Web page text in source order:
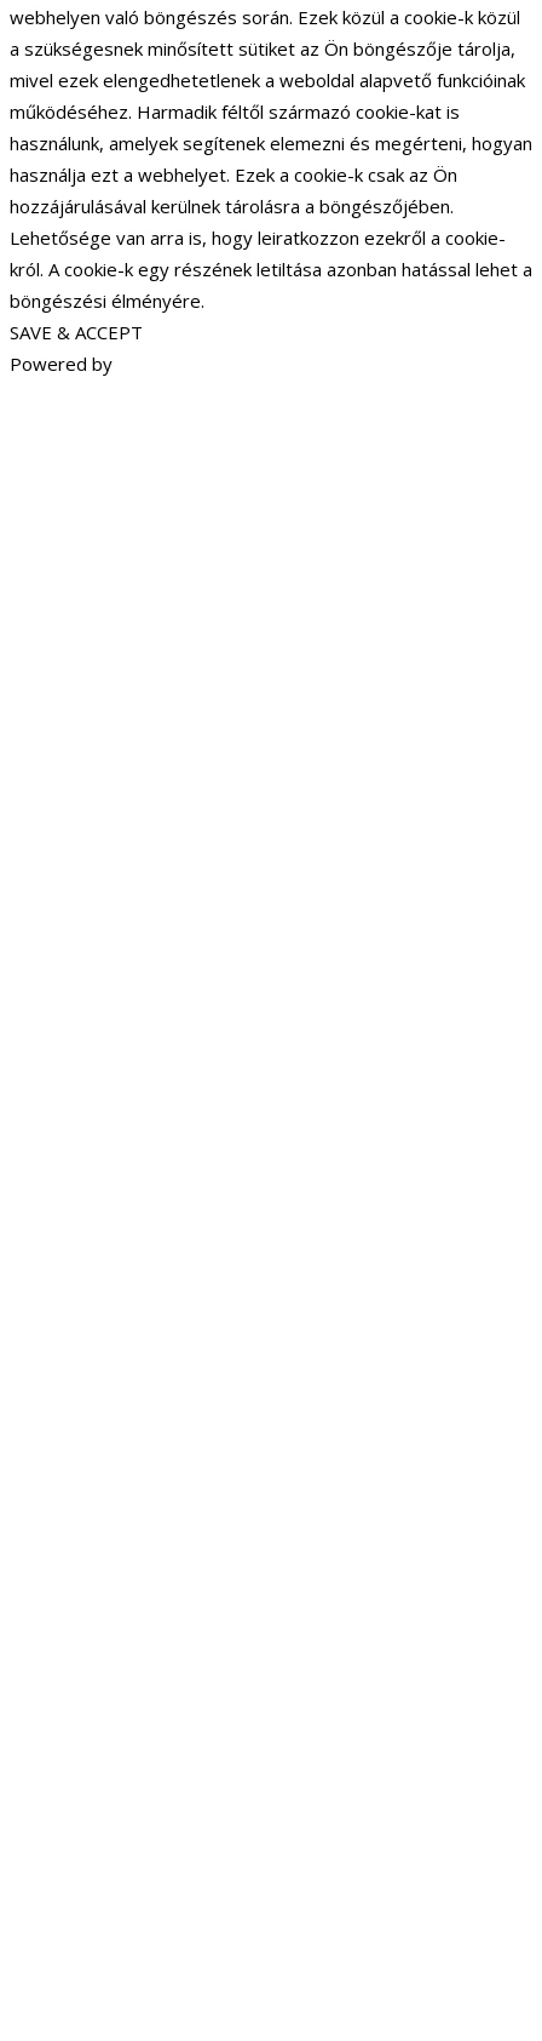
webhelyen való böngészés során. Ezek közül a cookie-k közül
a szükségesnek minősített sütiket az Ön böngészője tárolja,
mivel ezek elengedhetetlenek a weboldal alapvető funkcióinak
működéséhez. Harmadik féltől származó cookie-kat is
használunk, amelyek segítenek elemezni és megérteni, hogyan
használja ezt a webhelyet. Ezek a cookie-k csak az Ön
hozzájárulásával kerülnek tárolásra a böngészőjében.
Lehetősége van arra is, hogy leiratkozzon ezekről a cookie-
król. A cookie-k egy részének letiltása azonban hatással lehet a
böngészési élményére.
SAVE & ACCEPT
Powered by